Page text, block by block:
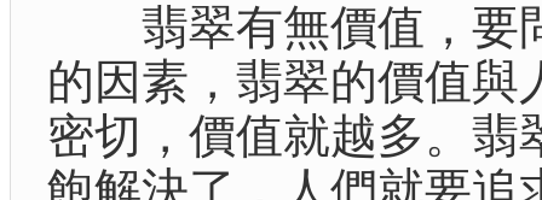
翡翠有無價值，要問
的因素，翡翠的價值與
密切，價值就越多。翡